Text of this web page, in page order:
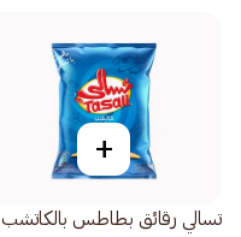
+
تسالي رقائق بطاطس بالكاتشب